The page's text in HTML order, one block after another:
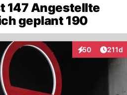
147 Angestellte
geplant 190
50
Interaktionen
211d